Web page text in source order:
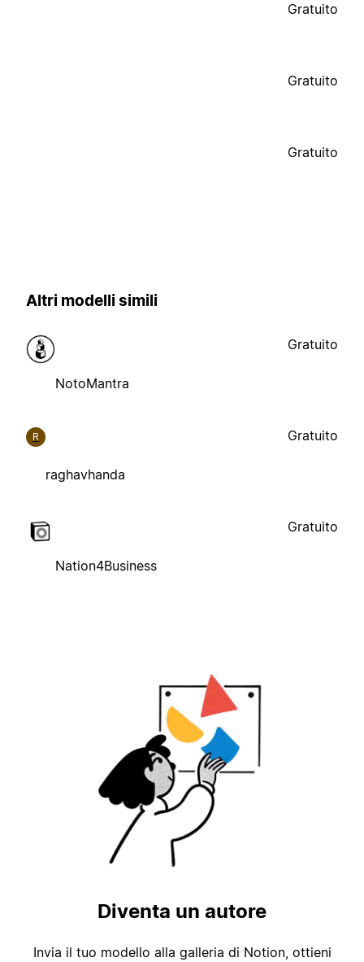
Gratuito
Gratuito
Gratuito
Altri modelli simili
NotoMantra
Gratuito
R
raghavhanda
Gratuito
Nation4Business
Gratuito
Diventa un autore
Invia il tuo modello alla galleria di Notion, ottieni